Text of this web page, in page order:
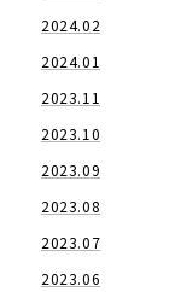
2024.02
2024.01
2023.11
2023.10
2023.09
2023.08
2023.07
2023.06